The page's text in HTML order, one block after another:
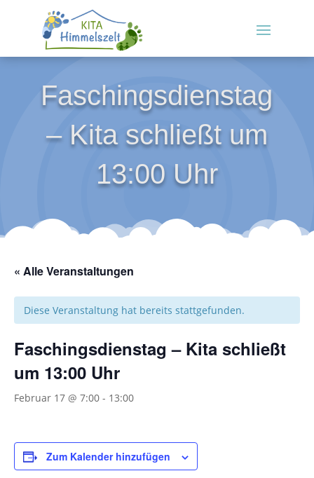
Faschingsdienstag
– Kita schließt um
13:00 Uhr
« Alle Veranstaltungen
Diese Veranstaltung hat bereits stattgefunden.
Faschingsdienstag – Kita schließt
um 13:00 Uhr
Februar 17 @ 7:00 - 13:00
Zum Kalender hinzufügen